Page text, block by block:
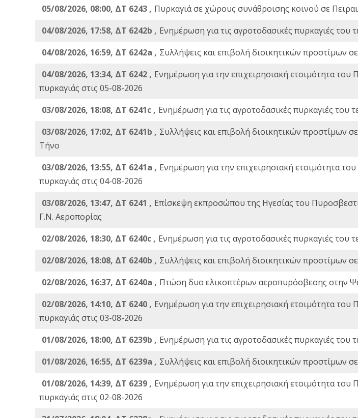
05/08/2026, 08:00, ΔΤ 6243 , Πυρκαγιά σε χώρους συνάθροισης κοινού σε
04/08/2026, 17:58, ΔΤ 6242b , Ενημέρωση για τις αγροτοδασικές πυρκαγιές
04/08/2026, 16:59, ΔΤ 6242a , Συλλήψεις και επιβολή διοικητικών προστίμων
04/08/2026, 13:34, ΔΤ 6242 , Ενημέρωση για την επιχειρησιακή ετοιμότητα
πυρκαγιάς στις 05-08-2026
03/08/2026, 18:08, ΔΤ 6241c , Ενημέρωση για τις αγροτοδασικές πυρκαγιές
03/08/2026, 17:02, ΔΤ 6241b , Συλλήψεις και επιβολή διοικητικών προστίμων
Τήνο
03/08/2026, 13:55, ΔΤ 6241a , Ενημέρωση για την επιχειρησιακή ετοιμότητα
πυρκαγιάς στις 04-08-2026
03/08/2026, 13:47, ΔΤ 6241 , Επίσκεψη εκπροσώπου της Ηγεσίας του
Γ.Ν. Αεροπορίας
02/08/2026, 18:30, ΔΤ 6240c , Ενημέρωση για τις αγροτοδασικές πυρκαγιές
02/08/2026, 18:08, ΔΤ 6240b , Συλλήψεις και επιβολή διοικητικών προστίμων
02/08/2026, 16:37, ΔΤ 6240a , Πτώση δυο ελικοπτέρων αεροπυρόσβεσης στην
02/08/2026, 14:10, ΔΤ 6240 , Ενημέρωση για την επιχειρησιακή ετοιμότητα
πυρκαγιάς στις 03-08-2026
01/08/2026, 18:00, ΔΤ 6239b , Ενημέρωση για τις αγροτοδασικές πυρκαγιές
01/08/2026, 16:55, ΔΤ 6239a , Συλλήψεις και επιβολή διοικητικών προστίμων
01/08/2026, 14:39, ΔΤ 6239 , Ενημέρωση για την επιχειρησιακή ετοιμότητα
πυρκαγιάς στις 02-08-2026